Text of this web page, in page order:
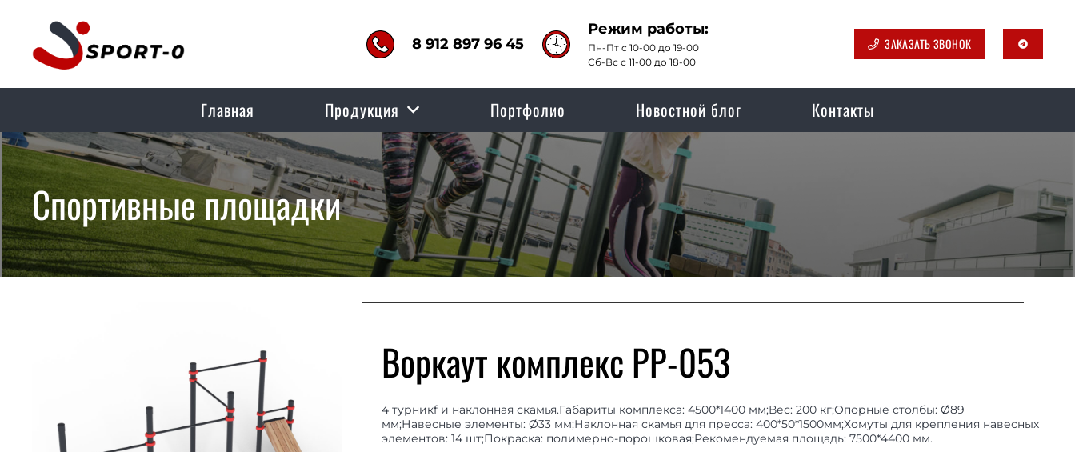
8 912 897 96 45
Режим работы:
Пн-Пт с 10-00 до 19-00
Сб-Вс с 11-00 до 18-00
ЗАКАЗАТЬ ЗВОНОК telegram
Главная Продукция Портфолио Новостной блог Контакты
Спортивные площадки
Воркаут комплекс РР-053
4 турникf и наклонная скамья.Габариты комплекса: 4500*1400 мм;Вес: 200 кг;Опорные столбы: Ø89
мм;Навесные элементы: Ø33 мм;Наклонная скамья для пресса: 400*50*1500мм;Хомуты для крепления навесных
элементов: 14 шт;Покраска: полимерно-порошковая;Рекомендуемая площадь: 7500*4400 мм.